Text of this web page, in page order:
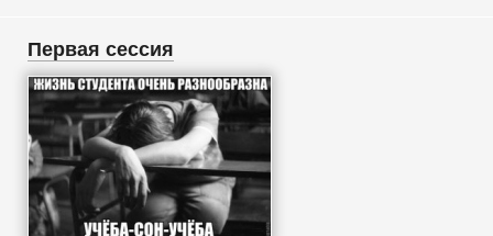
Первая сессия